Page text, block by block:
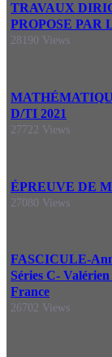
TRAVAUX
PROPOSE PAR
28190 Views
D/TI 2021
27722 Views
ÉPREUVE DE
27080 Views
FASCICULE-
Séries C-
France
26702 Views